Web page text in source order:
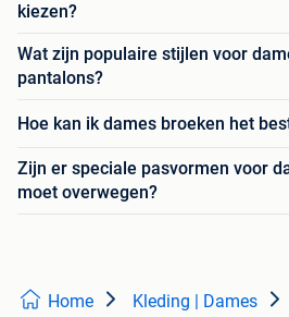
kiezen?
Wat zijn populaire stijlen voor
pantalons?
Hoe kan ik dames broeken het
Zijn er speciale pasvormen voor
moet overwegen?
Home Kleding | Dames